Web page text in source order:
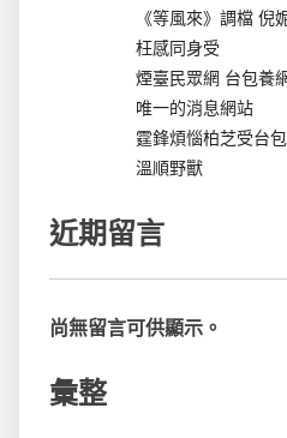
《等風來》調檔 倪
枉感同身受
煙臺民眾網 台包養
唯一的消息網站
霆鋒煩惱柏芝受台
溫順野獸
近期留言
尚無留言可供顯示。
彙整